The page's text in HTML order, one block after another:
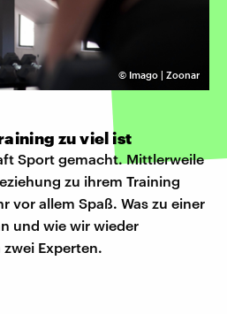
© Imago | Zoonar
zu viel ist
Sport gemacht. Mittlerweile
zu ihrem Training
vor allem Spaß. Was zu einer
und wie wir wieder
Experten.